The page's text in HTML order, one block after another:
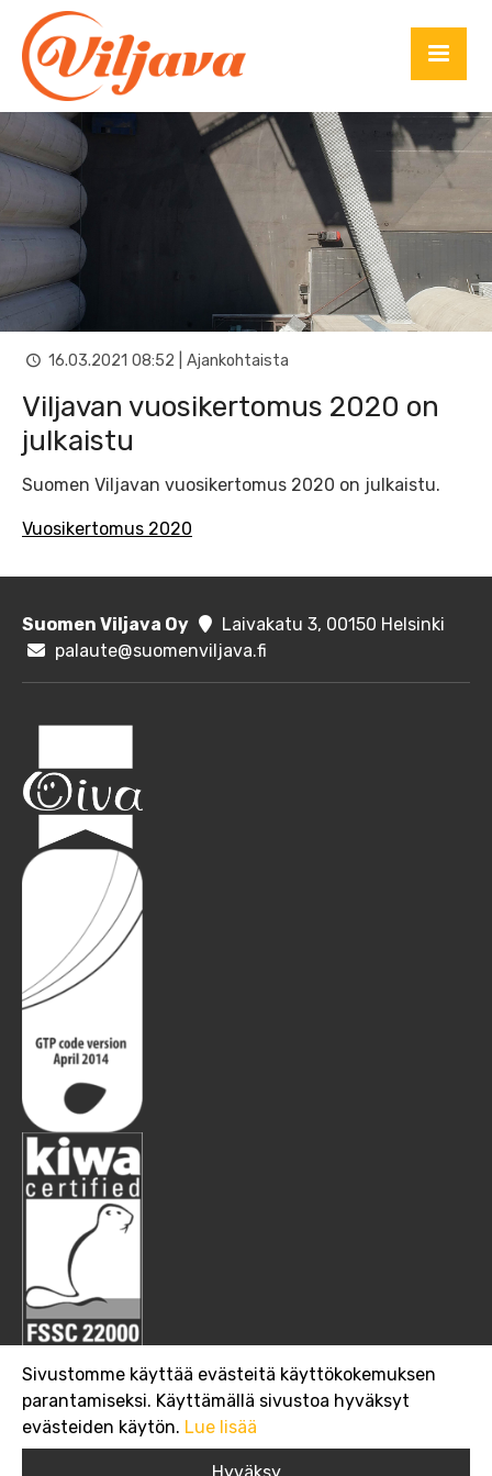
16.03.2021 08:52 | Ajankohtaista
Viljavan vuosikertomus 2020 on
julkaistu
Suomen Viljavan vuosikertomus 2020 on julkaistu.
Vuosikertomus 2020
Suomen Viljava Oy
Laivakatu 3, 00150 Helsinki
palaute@suomenviljava.fi
Copyright 2019 Suomen Viljava Oy
Sivustomme käyttää evästeitä käyttökokemuksen
parantamiseksi. Käyttämällä sivustoa hyväksyt
evästeiden käytön. Lue lisää